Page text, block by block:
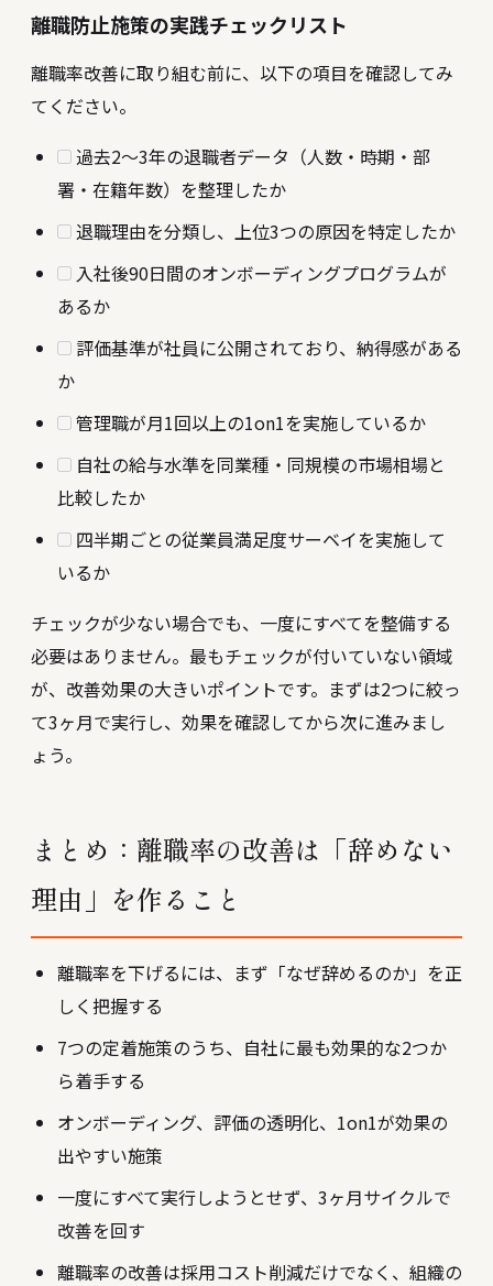
離職防止施策の実践チェックリスト
離職率改善に取り組む前に、以下の項目を確認してみ
てください。
過去2〜3年の退職者データ（人数・時期・部
署・在籍年数）を整理したか
退職理由を分類し、上位3つの原因を特定したか
入社後90日間のオンボーディングプログラムが
あるか
評価基準が社員に公開されており、納得感がある
か
管理職が月1回以上の1on1を実施しているか
自社の給与水準を同業種・同規模の市場相場と
比較したか
四半期ごとの従業員満足度サーベイを実施して
いるか
チェックが少ない場合でも、一度にすべてを整備する
必要はありません。最もチェックが付いていない領域
が、改善効果の大きいポイントです。まずは2つに絞っ
て3ヶ月で実行し、効果を確認してから次に進みまし
ょう。
まとめ：離職率の改善は「辞めない
理由」を作ること
離職率を下げるには、まず「なぜ辞めるのか」を正
しく把握する
7つの定着施策のうち、自社に最も効果的な2つか
ら着手する
オンボーディング、評価の透明化、1on1が効果の
出やすい施策
一度にすべて実行しようとせず、3ヶ月サイクルで
改善を回す
離職率の改善は採用コスト削減だけでなく、組織の